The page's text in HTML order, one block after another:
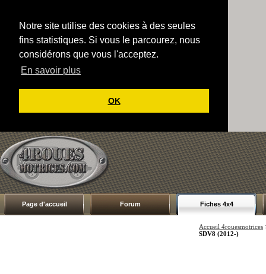
Notre site utilise des cookies à des seules
fins statistiques. Si vous le parcourez, nous
considérons que vous l'acceptez.
En savoir plus
OK
Page d'accueil Forum Fiches 4x4
Accueil 4rouesmotrices
SDV8 (2012-)